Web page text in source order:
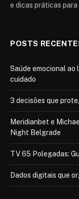
e dicas práticas para
POSTS
Saúde emocional ao
cuidado
3 decisões que
Meridianbet e
Night Belgrade
TV 65 Polegadas:
Dados digitais que